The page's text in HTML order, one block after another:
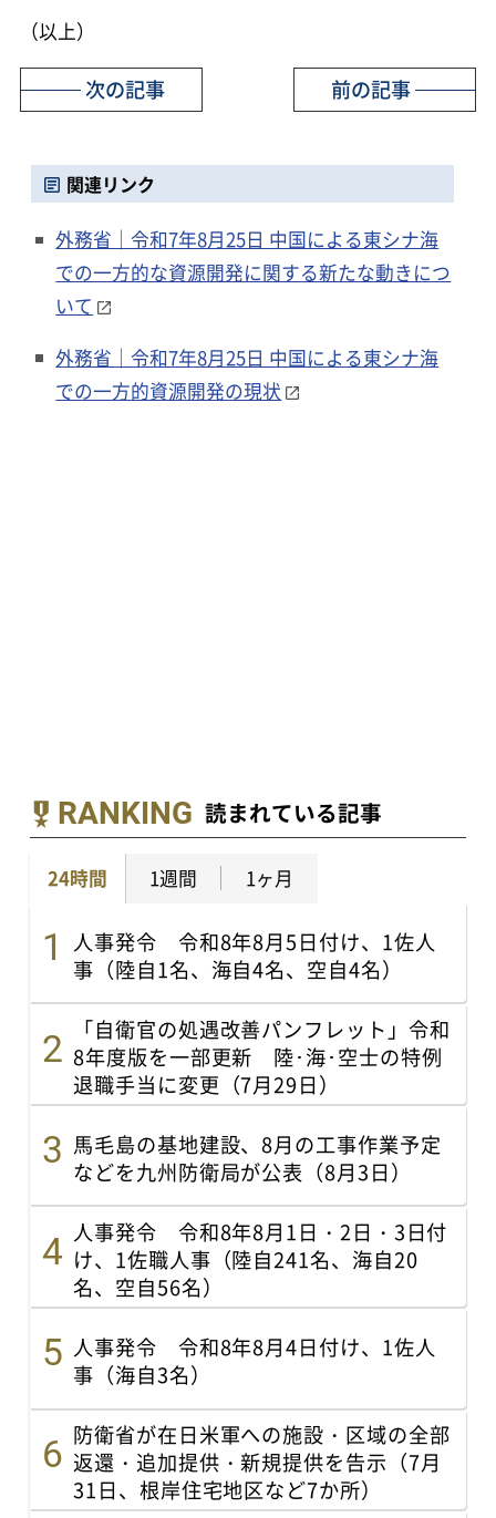
（以上）
前の記事
次の記事
関連リンク
外務省｜令和7年8月25日 中国による東シナ海
での一方的な資源開発に関する新たな動きにつ
いて
外務省｜令和7年8月25日 中国による東シナ海
での一方的資源開発の現状
RANKING 読まれている記事
24時間 1週間 1ヶ月
人事発令 令和8年8月5日付け、1佐人
事（陸自1名、海自4名、空自4名）
「自衛官の処遇改善パンフレット」令和
8年度版を一部更新 陸･海･空士の特例
退職手当に変更（7月29日）
馬毛島の基地建設、8月の工事作業予定
などを九州防衛局が公表（8月3日）
人事発令 令和8年8月1日・2日・3日付
け、1佐職人事（陸自241名、海自20
名、空自56名）
人事発令 令和8年8月4日付け、1佐人
事（海自3名）
防衛省が在日米軍への施設・区域の全部
返還・追加提供・新規提供を告示（7月
31日、根岸住宅地区など7か所）